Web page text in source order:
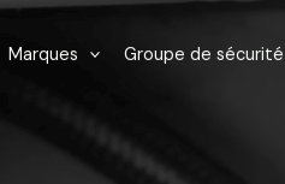
Marques Groupe de sécurité